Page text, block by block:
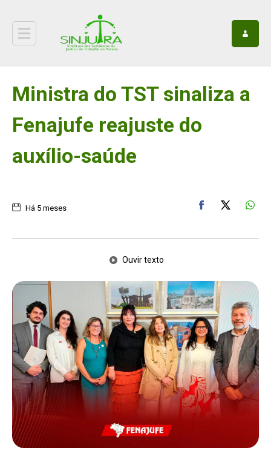
Ministra do TST sinaliza a
Fenajufe reajuste do
auxílio-saúde
Há 5 meses
Ouvir texto